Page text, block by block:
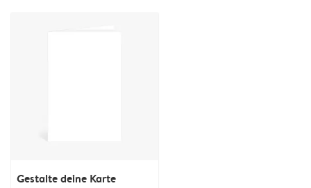
Gestalte deine Karte